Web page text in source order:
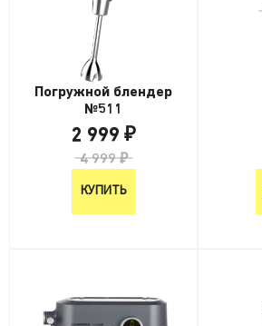
Погружной блендер
№511
2 999 ₽
4 999 ₽
КУПИТЬ